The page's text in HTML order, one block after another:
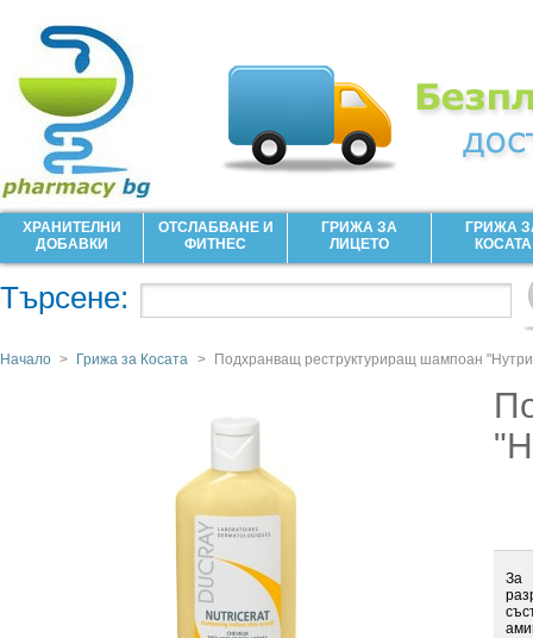
ХРАНИТЕЛНИ
ДОБАВКИ
ОТСЛАБВАНЕ И
ФИТНЕС
ГРИЖА ЗА
ЛИЦЕТО
ГРИЖА
КОСАТА
Търсене:
Начало > Грижа за Косата > Подхранващ реструктуриращ шампоан
За